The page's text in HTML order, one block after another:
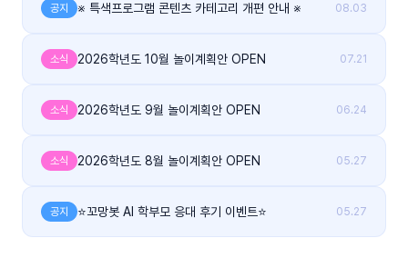
공지 ※ 특색프로그램 콘텐츠 카테고리 개편 안내 ※ 08.03
소식 2026학년도 10월 놀이계획안 OPEN 07.21
소식 2026학년도 9월 놀이계획안 OPEN 06.24
소식 2026학년도 8월 놀이계획안 OPEN 05.27
공지 ⭐꼬망봇 AI 학부모 응대 후기 이벤트⭐ 05.27